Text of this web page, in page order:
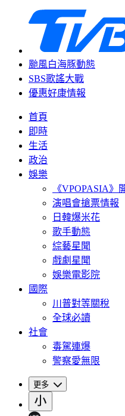
颱風白海豚動態
SBS歌謠大戰
優惠好康情報
首頁
即時
生活
政治
娛樂
《VPOPASIA》
演唱會搶票情報
日韓爆米花
歌手動態
綜藝星聞
戲劇星聞
娛樂電影院
國際
川普對等關稅
全球必讀
社會
毒駕連爆
警察愛無限
更多